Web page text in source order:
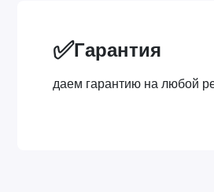
✅Гарантия
даем гарантию на любой